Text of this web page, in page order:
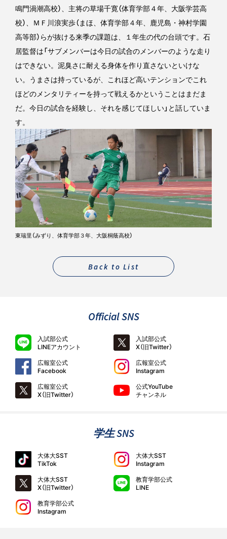
鳴門渦潮高校）、主将の草場千寛（体育学部４年、大阪学芸高
校）、ＭＦ川浪実歩（まほ、体育学部４年、鹿児島・神村学園
高等部）らが抜ける来季の課題は、１年生の代の台頭です。石
居監督は「サブメンバーは今日の試合のメンバーのような走り
はできない。泥臭さに耐える身体を作り直さないといけな
い。うまさは持っているが、これほど高いテンションでこれ
ほどのメンタリティーを持って戦えるかということはまだま
だ。今日の試合を経験し、それを感じてほしい」と話していま
す。
東瑞里（みずり、体育学部３年、大阪桐蔭高校）
Back to List
Official SNS
入試部公式
LINEアカウント
入試部公式
X（旧Twitter）
広報室公式
Facebook
広報室公式
Instagram
広報室公式
X（旧Twitter）
公式YouTube
チャンネル
学生 SNS
大体大SST
TikTok
大体大SST
Instagram
大体大SST
X（旧Twitter）
教育学部公式
LINE
教育学部公式
Instagram